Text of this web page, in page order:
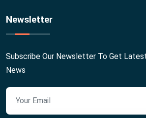
Newsletter
Subscribe Our Newsletter To Get
News